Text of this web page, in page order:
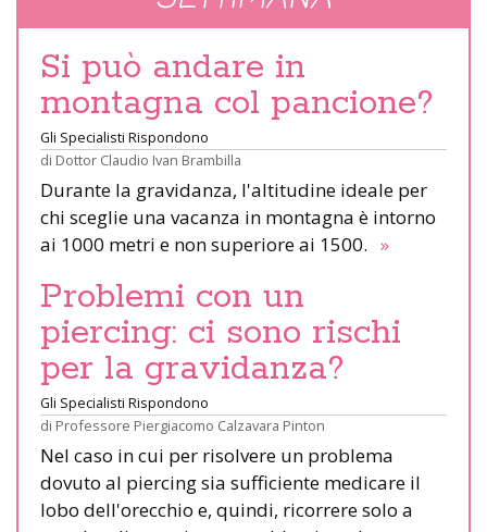
Si può andare in
montagna col pancione?
Gli Specialisti Rispondono
di Dottor Claudio Ivan Brambilla
Durante la gravidanza, l'altitudine ideale per
chi sceglie una vacanza in montagna è intorno
ai 1000 metri e non superiore ai 1500. »
Problemi con un
piercing: ci sono rischi
per la gravidanza?
Gli Specialisti Rispondono
di Professore Piergiacomo Calzavara Pinton
Nel caso in cui per risolvere un problema
dovuto al piercing sia sufficiente medicare il
lobo dell'orecchio e, quindi, ricorrere solo a